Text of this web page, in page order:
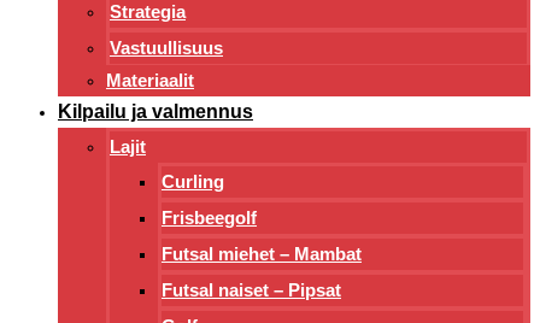
Strategia
Vastuullisuus
Materiaalit
Kilpailu ja valmennus
Lajit
Curling
Frisbeegolf
Futsal miehet – Mambat
Futsal naiset – Pipsat